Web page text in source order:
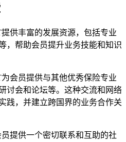
供丰富的发展资源，包括专业
，帮助会员提升业务技能和知识
会员提供与其他优秀保险专业
讨会和论坛等。这种交流和网络
践，并建立跨国界的业务合作关
提供一个密切联系和互助的社